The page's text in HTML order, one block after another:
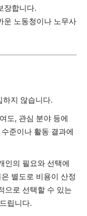
장합니다.
운 노동청이나 노무사
하지 않습니다.
도, 관심 분야 등에
준이나 활동 결과에
인의 필요와 선택에
별도로 비용이 산정
으로 선택할 수 있는
립니다.